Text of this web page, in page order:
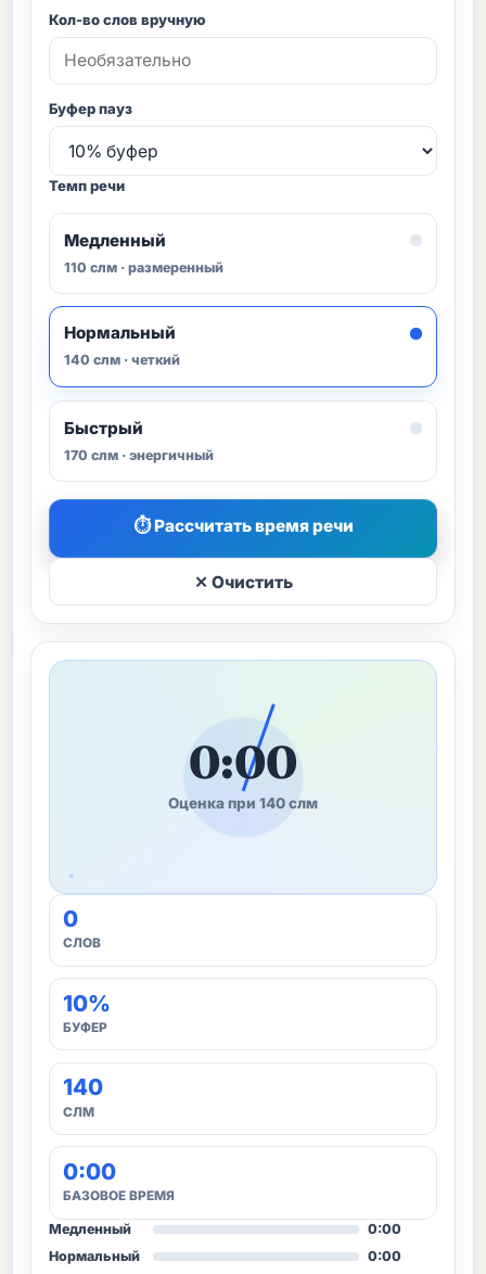
Кол-во слов вручную
Буфер пауз
Темп речи
Медленный
110 слм · размеренный
Нормальный
140 слм · четкий
Быстрый
170 слм · энергичный
⏱ Рассчитать время речи
✕ Очистить
0:00
Оценка при 140 слм
0
СЛОВ
10%
БУФЕР
140
СЛМ
0:00
БАЗОВОЕ ВРЕМЯ
Медленный
0:00
Нормальный
0:00